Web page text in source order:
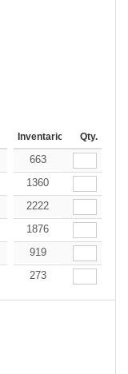
144-287 288 +
Inventario Qty.
11.79
663
11.79
1360
11.79
2222
11.79
1876
13.67
919
13.67
273